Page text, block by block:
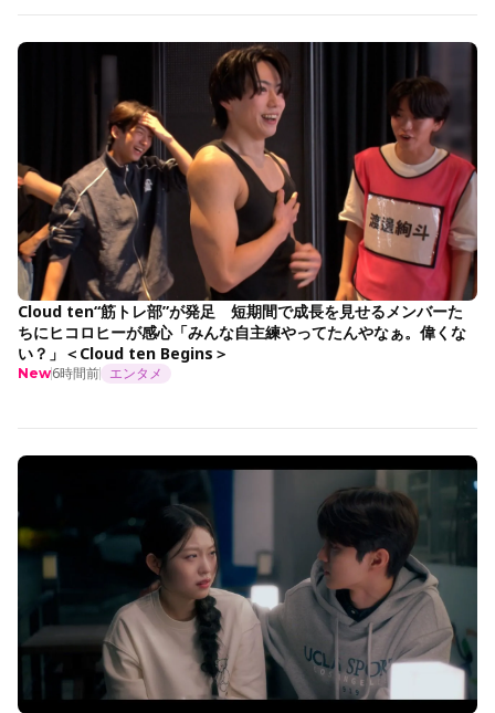
Cloud ten“筋トレ部”が発足 短期間で成長を見せるメンバーた
ちにヒコロヒーが感心「みんな自主練やってたんやなぁ。偉くな
い？」＜Cloud ten Begins＞
New6時間前 エンタメ